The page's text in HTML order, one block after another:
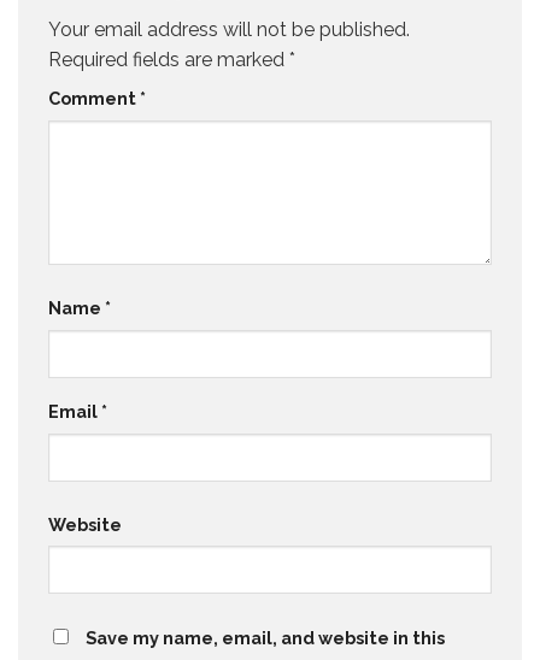
Your email address will not be published.
Required fields are marked *
Comment *
Name *
Email *
Website
Save my name, email, and website in this